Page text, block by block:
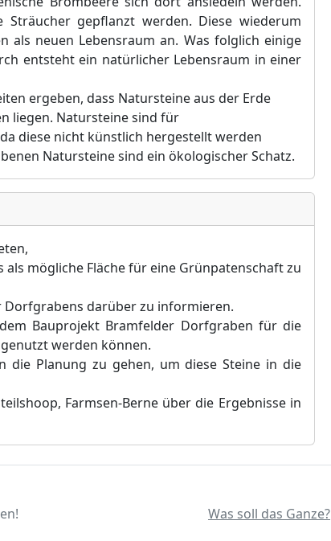
gepflanzt werden. Diese wiederum
als neuen Lebensraum an. Was folglich einige
entsteht ein natürlicher Lebensraum in einer
ergeben, dass Natursteine aus der Erde
liegen. Natursteine sind für
diese nicht künstlich hergestellt werden
Natursteine sind ein ökologischer Schatz.
mögliche Fläche für eine Grünpatenschaft zu
darüber zu informieren.
Bauprojekt Bramfelder Dorfgraben für die
werden können.
die Planung zu gehen, um diese Steine in die
Farmsen-Berne über die Ergebnisse in
Was soll das Ganze?